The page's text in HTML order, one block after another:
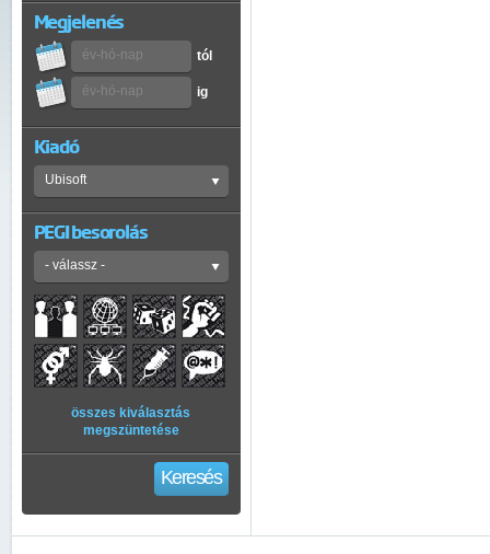
Megjelenés
tól
ig
Kiadó
PEGI besorolás
összes kiválasztás
megszüntetése
Keresés